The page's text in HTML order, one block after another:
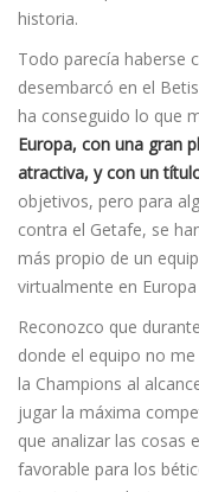
historia.
Todo parecía haberse
desembarcó en el
ha conseguido lo que
Europa, con una gran
atractiva, y con un
objetivos, pero para
contra el Getafe, se
más propio de un
virtualmente en
Reconozco que
donde el equipo no
la Champions al
jugar la máxima
que analizar las cosas
favorable para los